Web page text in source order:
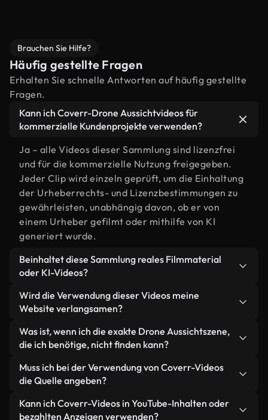
Brauchen Sie Hilfe?
Häufig gestellte Fragen
Erhalten Sie schnelle Antworten auf häufig gestellte
Fragen.
Kann ich Coverr-Drone Aussichtvideos für
kommerzielle Kundenprojekte verwenden?
Ja – alle Videos dieser Sammlung sind lizenzfrei
und für die kommerzielle Nutzung freigegeben.
Jeder Clip wird einzeln geprüft, um die Einhaltung
der Urheberrechts- und Lizenzbestimmungen zu
gewährleisten, unabhängig davon, ob er von
einem Urheber gefilmt oder mithilfe von KI
generiert wurde.
Beinhaltet diese Sammlung reales Filmmaterial
oder KI-Videos?
Beides. Es handelt sich um eine Hybridbibliothek
aus realen, von Menschen aufgenommenen
KI-generierten Videos. Jedes Video ist eindeutig
beschriftet, sodass Sie immer wissen, was Sie
verwenden.
Wird die Verwendung dieser Videos meine
Website verlangsamen?
Nicht, wenn Sie unsere optimierten Versionen
wählen. Wir bieten schlanke, webfähige Formate,
wurden – so bleibt die Qualität hoch, während
gleichzeitig die Ladezeiten minimiert und
Kennzahlen wie LCP verbessert werden.
Was ist, wenn ich die exakte Drone Aussichtszene,
die ich benötige, nicht finden kann?
Mit Coverr AI Studio erstellen Sie im
Handumdrehen ein solches Video. Beschreiben Sie
bei Sonnenuntergang" – und das Studio generiert
Muss ich bei der Verwendung von Coverr-Videos
die Quelle angeben?
Eine Namensnennung ist nicht erforderlich. Alle
Videos in unserer Stockbibliothek sind lizenzfrei
Kann ich Coverr-Videos in YouTube-Inhalten oder
bezahlten Anzeigen verwenden?